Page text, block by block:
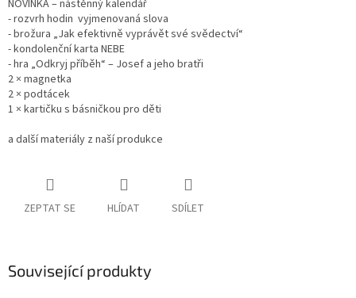
NOVINKA – nástěnný kalendář
- rozvrh hodin vyjmenovaná slova
- brožura „Jak efektivně vyprávět své svědectví“
- kondolenční karta NEBE
- hra „Odkryj příběh“ – Josef a jeho bratři
2 × magnetka
2 × podtácek
1 × kartičku s básničkou pro děti
a další materiály z naší produkce
ZEPTAT SE HLÍDAT SDÍLET
Související produkty